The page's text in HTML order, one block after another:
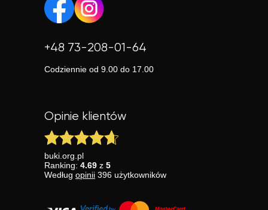
+48 73-208-01-64
Codziennie od 9.00 do 17.00
Opinie klientów
buki.org.pl
Ranking: 4.69 z 5
Według opinii 396 użytkowników